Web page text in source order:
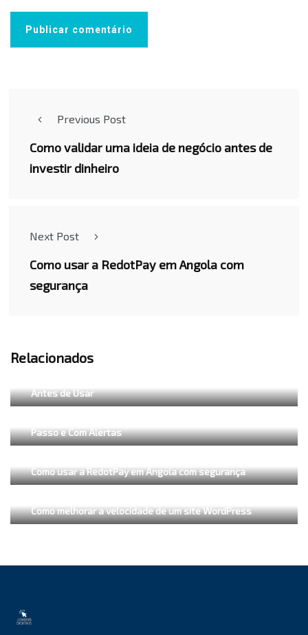
Previous Post
Como validar uma ideia de negócio antes de
investir dinheiro
Next Post
Como usar a RedotPay em Angola com
segurança
Relacionados
Antes de Usar
Passo e Com Alertas
Como usar a RedotPay em Angola com segurança
Como melhorar a velocidade de um site WordPress